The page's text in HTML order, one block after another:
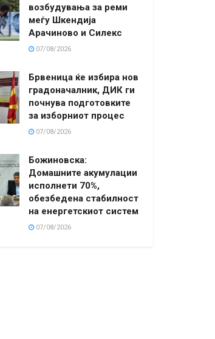
возбудувања за реми
меѓу Шкендија
Арачиново и Силекс
07/08/2026
Брвеница ќе избира нов
градоначалник, ДИК ги
почнува подготовките
за изборниот процес
07/08/2026
Божиновска:
Домашните акумулации
исполнети 70%,
обезбедена стабилност
на енергетскиот систем
07/08/2026